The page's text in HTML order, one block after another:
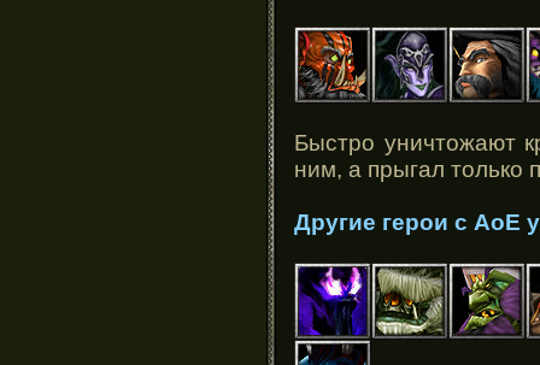
Быстро уничтожают
ним, а прыгал только
Другие герои с АоЕ